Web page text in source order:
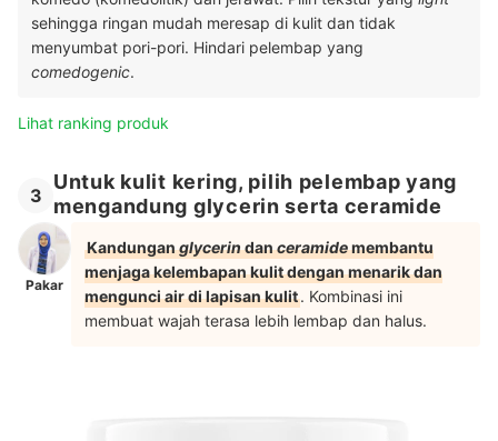
sehingga ringan mudah meresap di kulit dan tidak
menyumbat pori-pori. Hindari pelembap yang
comedogenic.
Lihat ranking produk
3
Untuk kulit kering, pilih pelembap yang
mengandung glycerin serta ceramide
Pakar
Kandunganglycerindanceramidemembantu
menjaga kelembapan kulit dengan menarik dan
mengunci air di lapisan kulit. Kombinasi ini
membuat wajah terasa lebih lembap dan halus.